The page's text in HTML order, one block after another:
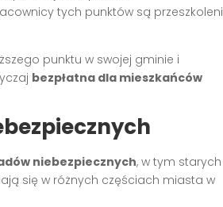
tych punktów są przeszkoleni
punktu w swojej gminie i
bezpłatna dla mieszkańców
niebezpiecznych, w tym starych
się w różnych częściach miasta w